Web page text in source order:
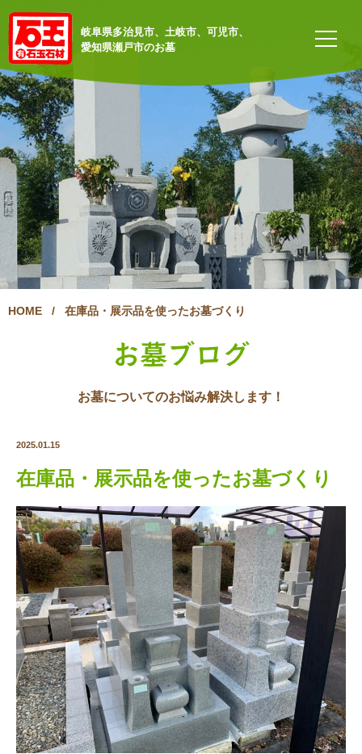
岐阜県多治見市、土岐市、可児市、
愛知県瀬戸市のお墓
HOME / 在庫品・展示品を使ったお墓づくり
お墓ブログ
お墓についてのお悩み解決します！
2025.01.15
在庫品・展示品を使ったお墓づくり